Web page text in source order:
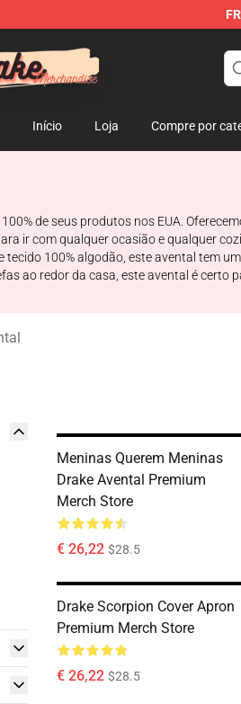
Início Loja Compre por
de seus produtos nos EUA.
ir com qualquer ocasião e qualquer
100% algodão, este avental tem
ao redor da casa, este avental é certo
Meninas Querem Meninas
Drake Avental Premium
Merch Store
€ 26,22 $28.5
Drake Scorpion Cover Apron
Premium Merch Store
€ 26,22 $28.5